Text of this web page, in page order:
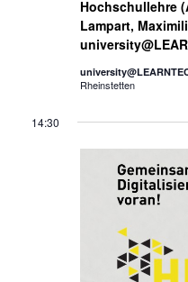
Hochschullehre
Lampart,
Rheinstetten
14:30